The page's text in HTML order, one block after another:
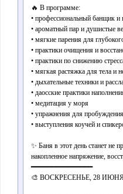
🔥 В программе:
• профессиональный банщик и
• ароматный пар и душистые
• мягкие парения для
• практики очищения и
• практики по снижению
• мягкая растяжка для тела и
• дыхательные техники и
• даосские практики
• медитация у моря
• упражнения для
• выступления коучей и
✨ Баня в этот день станет
накопленное напряжение,
━━━━━━━━━━━━━━━
🎨 ВОСКРЕСЕНЬЕ, 28